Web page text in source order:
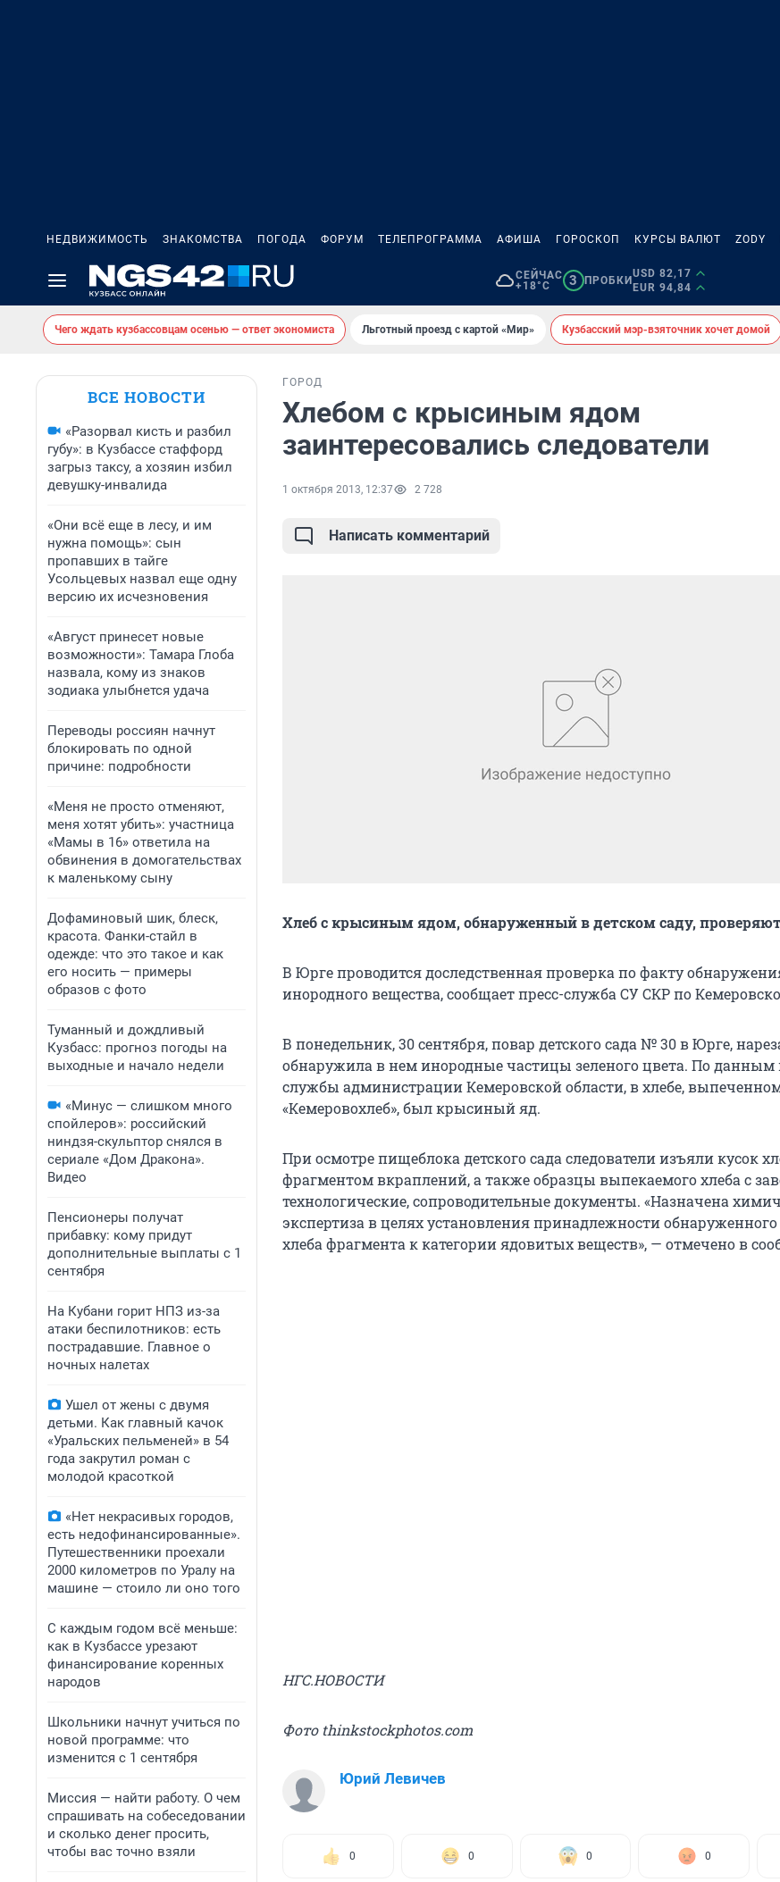
НЕДВИЖИМОСТЬ ЗНАКОМСТВА ПОГОДА ФОРУМ ТЕЛЕПРОГРАММА АФИША ГОРОСКОП КУРСЫ ВАЛЮТ ZODY
СЕЙЧАС
+18°C
3 ПРОБКИ
USD 82,17
EUR 94,84
Чего ждать кузбассовцам осенью — ответ экономиста Льготный проезд с картой «Мир» Кузбасский мэр-взяточник хочет домой
ВСЕ НОВОСТИ
«Разорвал кисть и разбил
губу»: в Кузбассе стаффорд
загрыз таксу, а хозяин избил
девушку-инвалида
«Они всё еще в лесу, и им
нужна помощь»: сын
пропавших в тайге
Усольцевых назвал еще одну
версию их исчезновения
«Август принесет новые
возможности»: Тамара Глоба
назвала, кому из знаков
зодиака улыбнется удача
Переводы россиян начнут
блокировать по одной
причине: подробности
«Меня не просто отменяют,
меня хотят убить»: участница
«Мамы в 16» ответила на
обвинения в домогательствах
к маленькому сыну
Дофаминовый шик, блеск,
красота. Фанки-стайл в
одежде: что это такое и как
его носить — примеры
образов с фото
Туманный и дождливый
Кузбасс: прогноз погоды на
выходные и начало недели
«Минус — слишком много
спойлеров»: российский
ниндзя-скульптор снялся в
сериале «Дом Дракона».
Видео
Пенсионеры получат
прибавку: кому придут
дополнительные выплаты с 1
сентября
На Кубани горит НПЗ из-за
атаки беспилотников: есть
пострадавшие. Главное о
ночных налетах
Ушел от жены с двумя
детьми. Как главный качок
«Уральских пельменей» в 54
года закрутил роман с
молодой красоткой
«Нет некрасивых городов,
есть недофинансированные».
Путешественники проехали
2000 километров по Уралу на
машине — стоило ли оно того
С каждым годом всё меньше:
как в Кузбассе урезают
финансирование коренных
народов
Школьники начнут учиться по
новой программе: что
изменится с 1 сентября
Миссия — найти работу. О чем
спрашивать на собеседовании
и сколько денег просить,
чтобы вас точно взяли
ГОРОД
Хлебом с крысиным ядом
заинтересовались следователи
1 октября 2013, 12:37 2 728
Написать комментарий
Хлеб с крысиным ядом, обнаруженный в детском саду,
В Юрге проводится доследственная проверка по факту
инородного вещества, сообщает пресс-служба СУ СКР по
В понедельник, 30 сентября, повар детского сада № 30 в Юрге,
обнаружила в нем инородные частицы зеленого цвета. По данным
службы администрации Кемеровской области, в хлебе,
«Кемеровохлеб», был крысиный яд.
При осмотре пищеблока детского сада следователи изъяли кусок
фрагментом вкраплений, а также образцы выпекаемого хлеба с
технологические, сопроводительные документы. «Назначена
экспертиза в целях установления принадлежности обнаруженного
хлеба фрагмента к категории ядовитых веществ», — отмечено в
НГС.НОВОСТИ
Фото thinkstockphotos.com
Юрий Левичев
0 0 0 0